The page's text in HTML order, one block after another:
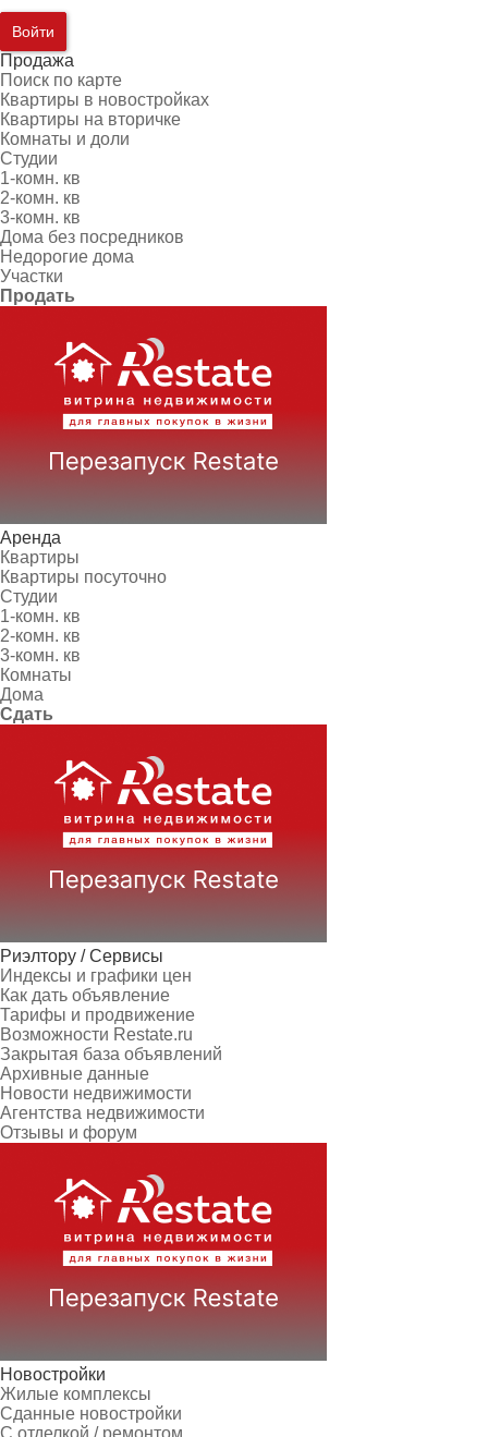
Войти
Продажа
Поиск по карте
Квартиры в новостройках
Квартиры на вторичке
Комнаты и доли
Студии
1-комн. кв
2-комн. кв
3-комн. кв
Дома без посредников
Недорогие дома
Участки
Продать
Аренда
Квартиры
Квартиры посуточно
Студии
1-комн. кв
2-комн. кв
3-комн. кв
Комнаты
Дома
Сдать
Риэлтору / Сервисы
Индексы и графики цен
Как дать объявление
Тарифы и продвижение
Возможности Restate.ru
Закрытая база объявлений
Архивные данные
Новости недвижимости
Агентства недвижимости
Отзывы и форум
Новостройки
Жилые комплексы
Сданные новостройки
С отделкой / ремонтом